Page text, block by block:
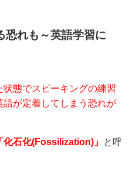
恐れも～英語学習に
態でスピーキングの練習
が定着してしまう恐れが
化石化(Fossilization)」
と呼